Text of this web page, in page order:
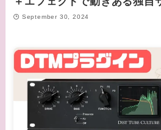
September 30, 2024